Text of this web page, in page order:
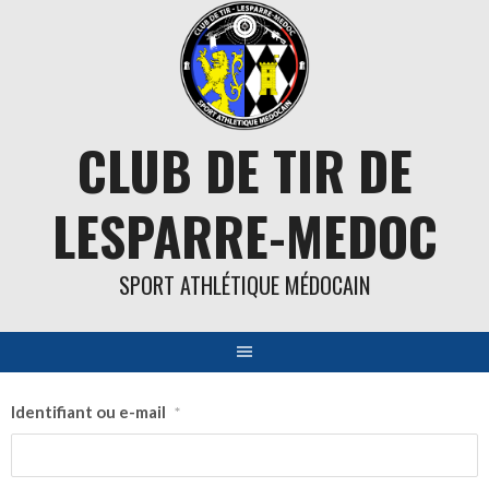
CLUB DE TIR DE
LESPARRE-MEDOC
SPORT ATHLÉTIQUE MÉDOCAIN
Identifiant ou e-mail *